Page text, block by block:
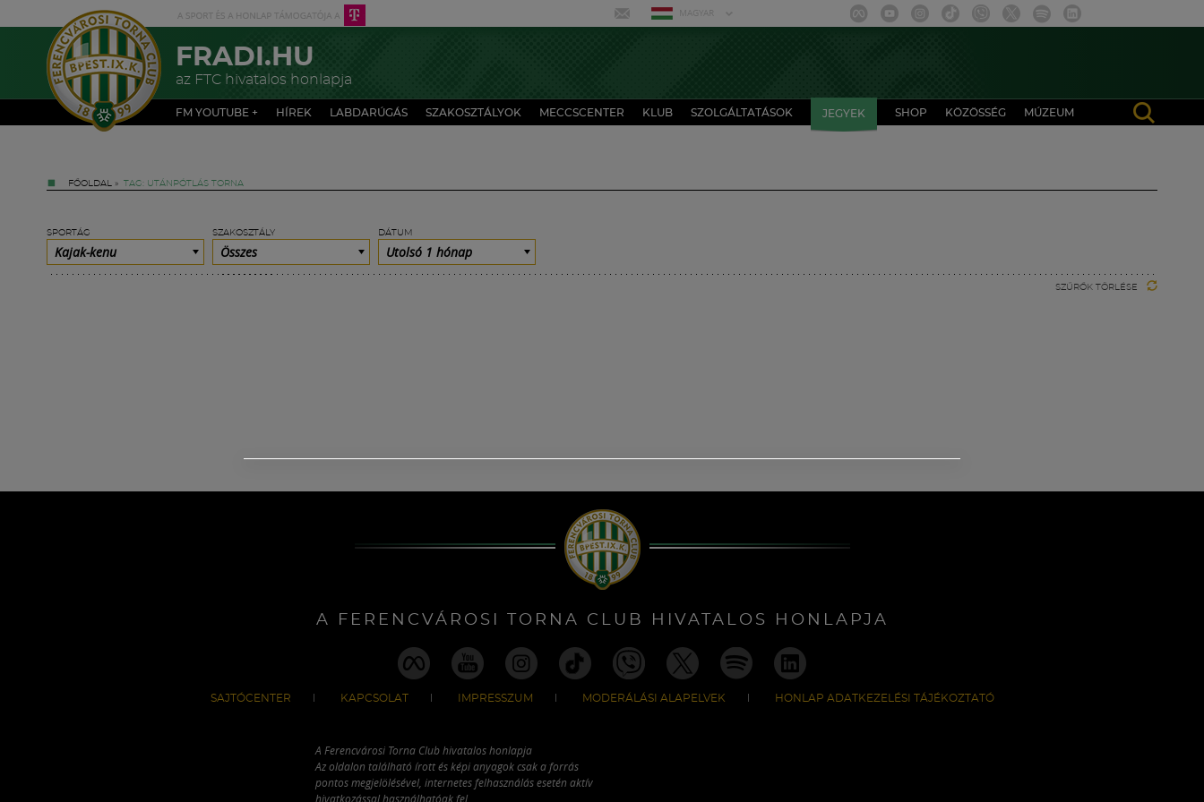
MAGYAR
FRADI.HU
az FTC hivatalos honlapja
FM YOUTUBE + HÍREK LABDARÚGÁS SZAKOSZTÁLYOK MECCSCENTER KLUB SZOLGÁLTATÁSOK JEGYEK SHOP KÖZÖSSÉG MÚZEUM
FŐOLDAL » TAG: UTÁNPÓTLÁS TORNA
SPORTÁG
Kajak-kenu
SZAKOSZTÁLY
Összes
DÁTUM
Utolsó 1 hónap
SZŰRŐK TÖRLÉSE
A FERENCVÁROSI TORNA CLUB HIVATALOS HONLAPJA
SAJTÓCENTER KAPCSOLAT IMPRESSZUM MODERÁLÁSI ALAPELVEK HONLAP ADATKEZELÉSI TÁJÉKOZTATÓ
A Ferencvárosi Torna Club hivatalos honlapja
Az oldalon található írott és képi anyagok csak a forrás
pontos megjelölésével, internetes felhasználás esetén aktív
hivatkozással használhatóak fel.